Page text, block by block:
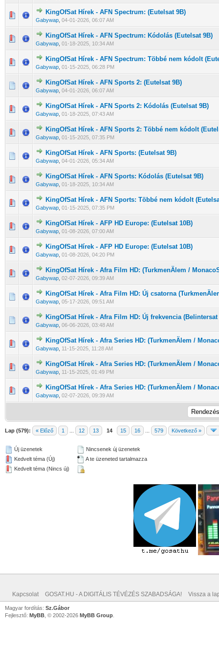
KingOfSat Hírek - AFN Spectrum: (Eutelsat 9B)
Gabywap 04-01-2026, 06:07 AM
0 Szavazat - 0 / 5 átlagban
12 345
KingOfSat Hírek - AFN Spectrum: Kódolás (Eutelsat 9B)
Gabywap 01-18-2025, 10:34 AM
0 Szavazat - 0 / 5 átlagban
12 345
KingOfSat Hírek - AFN Spectrum: Többé nem kódolt
Gabywap 01-15-2025, 06:28 PM
0 Szavazat - 0 / 5 átlagban
12 345
KingOfSat Hírek - AFN Sports 2: (Eutelsat 9B)
Gabywap 04-01-2026, 06:07 AM
0 Szavazat - 0 / 5 átlagban
12 345
KingOfSat Hírek - AFN Sports 2: Kódolás (Eutelsat 9B)
Gabywap 01-18-2025, 07:43 AM
0 Szavazat - 0 / 5 átlagban
12 345
KingOfSat Hírek - AFN Sports 2: Többé nem kódolt
Gabywap 01-15-2025, 07:35 PM
0 Szavazat - 0 / 5 átlagban
12 345
KingOfSat Hírek - AFN Sports: (Eutelsat 9B)
Gabywap 04-01-2026, 05:34 AM
0 Szavazat - 0 / 5 átlagban
12 345
KingOfSat Hírek - AFN Sports: Kódolás (Eutelsat 9B)
Gabywap 01-18-2025, 10:34 AM
0 Szavazat - 0 / 5 átlagban
12 345
KingOfSat Hírek - AFN Sports: Többé nem kódolt
Gabywap 01-15-2025, 07:35 PM
0 Szavazat - 0 / 5 átlagban
12 345
KingOfSat Hírek - AFP HD Europe: (Eutelsat 10B)
Gabywap 01-08-2026, 07:00 AM
0 Szavazat - 0 / 5 átlagban
1 3 45
KingOfSat Hírek - AFP HD Europe: (Eutelsat 10B)
Gabywap 01-08-2026, 04:20 PM
0 Szavazat - 0 / 5 átlagban
1 3 45
KingOfSat Hírek - Afra Film HD: (TurkmenÄlem /
Gabywap 02-07-2026, 09:39 AM
0 Szavazat - 0 / 5 átlagban
12 3 45
KingOfSat Hírek - Afra Film HD: Új csatorna
Gabywap 05-17-2026, 09:51 AM
0 Szavazat - 0 / 5 átlagban
12 3 45
KingOfSat Hírek - Afra Film HD: Új frekvencia (Belintersat
Gabywap 06-06-2026, 03:48 AM
0 Szavazat - 0 / 5 átlagban
12 3 45
KingOfSat Hírek - Afra Series HD: (TurkmenÄlem /
Gabywap 11-15-2025, 11:28 AM
0 Szavazat - 0 / 5 átlagban
12 345
KingOfSat Hírek - Afra Series HD: (TurkmenÄlem /
Gabywap 11-15-2025, 01:49 PM
0 Szavazat - 0 / 5 átlagban
12 345
KingOfSat Hírek - Afra Series HD: (TurkmenÄlem /
Gabywap 02-07-2026, 09:39 AM
0 Szavazat - 0 / 5 átlagban
12 345
Lap (579): « Előző 1 12 13 14 15 16 579 Következő »
Új üzenetek
Kedvelt téma (Új)
Kedvelt téma (Nincs új)
Nincsenek új üzenetek
A te üzeneted tartalmazza
Kapcsolat GOSAT.HU - A DIGITÁLIS TÉVÉZÉS SZABADSÁGA! Vissza a
Magyar fordítás: Sz.Gábor
Fejlesztő: MyBB , © 2002-2026 MyBB Group